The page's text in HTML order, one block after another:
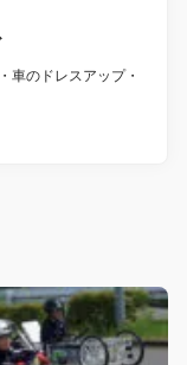
車のドレスアップ・